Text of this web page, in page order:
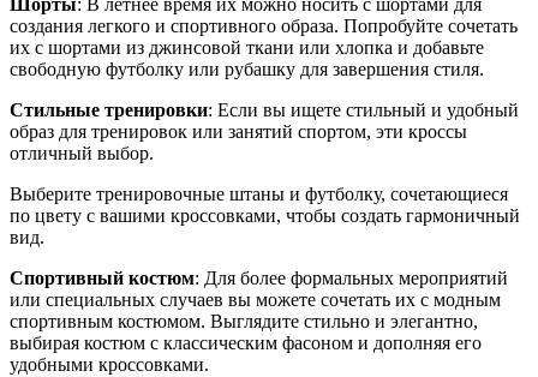
Шорты: В летнее время их можно носить с шортами для
создания легкого и спортивного образа. Попробуйте сочетать
их с шортами из джинсовой ткани или хлопка и добавьте
свободную футболку или рубашку для завершения стиля.
Стильные тренировки: Если вы ищете стильный и удобный
образ для тренировок или занятий спортом, эти кроссы
отличный выбор.
Выберите тренировочные штаны и футболку, сочетающиеся
по цвету с вашими кроссовками, чтобы создать гармоничный
вид.
Спортивный костюм: Для более формальных мероприятий
или специальных случаев вы можете сочетать их с модным
спортивным костюмом. Выглядите стильно и элегантно,
выбирая костюм с классическим фасоном и дополняя его
удобными кроссовками.